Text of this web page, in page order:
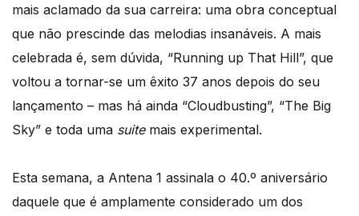
mais aclamado da sua carreira: uma obra conceptual
que não prescinde das melodias insanáveis. A mais
celebrada é, sem dúvida, “Running up That Hill”, que
voltou a tornar-se um êxito 37 anos depois do seu
lançamento – mas há ainda “Cloudbusting”, “The Big
Sky” e toda uma suitemais experimental.
Esta semana, a Antena 1 assinala o 40.º aniversário
daquele que é amplamente considerado um dos